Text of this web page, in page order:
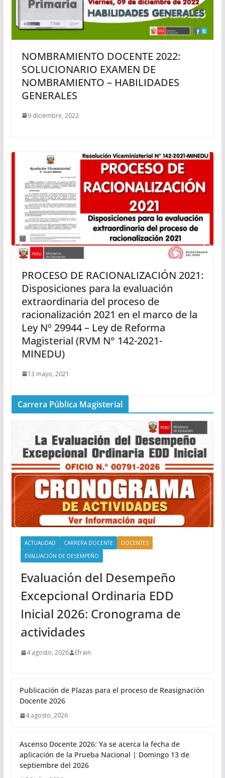
NOMBRAMIENTO DOCENTE 2022:
SOLUCIONARIO EXAMEN DE
NOMBRAMIENTO – HABILIDADES
GENERALES
9 diciembre, 2022
PROCESO DE RACIONALIZACIÓN 2021:
Disposiciones para la evaluación
extraordinaria del proceso de
racionalización 2021 en el marco de la
Ley Nº 29944 – Ley de Reforma
Magisterial (RVM N° 142-2021-
MINEDU)
13 mayo, 2021
Carrera Pública Magisterial
ACTUALIDAD CARRERA DOCENTE
DOCENTES
EVALUACIÓN DE DESEMPEÑO
Evaluación del Desempeño
Excepcional Ordinaria EDD
Inicial 2026: Cronograma de
actividades
4 agosto, 2026 Efrain
Publicación de Plazas para el proceso de Reasignación
Docente 2026
4 agosto, 2026
Ascenso Docente 2026: Ya se acerca la fecha de
aplicación de la Prueba Nacional | Domingo 13 de
septiembre del 2026